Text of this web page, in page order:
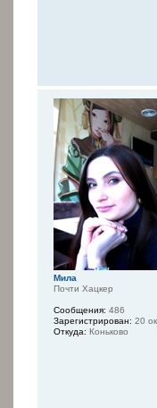
Мила
Почти Хацкер
Сообщения: 486
Зарегистрирован: 20
Откуда: Коньково